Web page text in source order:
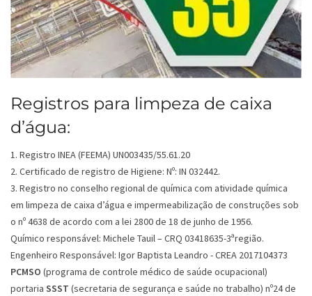
Registros para limpeza de caixa
d’água:
1. Registro INEA (FEEMA) UN003435/55.61.20
2. Certificado de registro de Higiene: Nº: IN 032442.
3. Registro no conselho regional de química com atividade química
em limpeza de caixa d’água e impermeabilização de construções sob
o nº 4638 de acordo com a lei 2800 de 18 de junho de 1956.
Químico responsável: Michele Tauil – CRQ 03418635-3ªregião.
Engenheiro Responsável: Igor Baptista Leandro - CREA 2017104373
PCMSO (programa de controle médico de saúde ocupacional)
portaria SSST (secretaria de segurança e saúde no trabalho) nº24 de